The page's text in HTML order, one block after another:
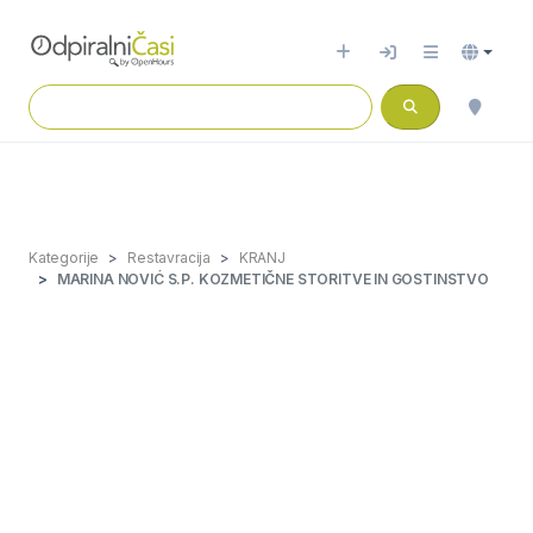
Kategorije Restavracija
KRANJ
MARINA NOVIĆ S.P. KOZMETIČNE STORITVE IN GOSTINSTVO